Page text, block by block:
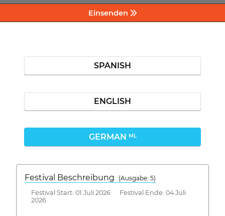
Einsenden
SPANISH
ENGLISH
GERMAN ML
Festival Beschreibung
(Ausgabe: 5)
Festival Start: 01 Juli 2026 Festival Ende: 04 Juli
2026